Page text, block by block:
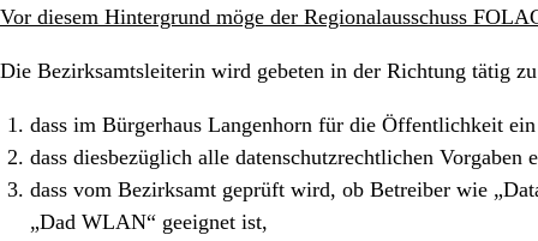
Vor diesem Hintergrund möge der Regionalausschuss
Die Bezirksamtsleiterin wird gebeten in der Richtung tätig
dass im Bürgerhaus Langenhorn für die Öffentlichkeit
dass diesbezüglich alle datenschutzrechtlichen Vorgaben
dass vom Bezirksamt geprüft wird, ob Betreiber wie
„Dad WLAN“ geeignet ist,